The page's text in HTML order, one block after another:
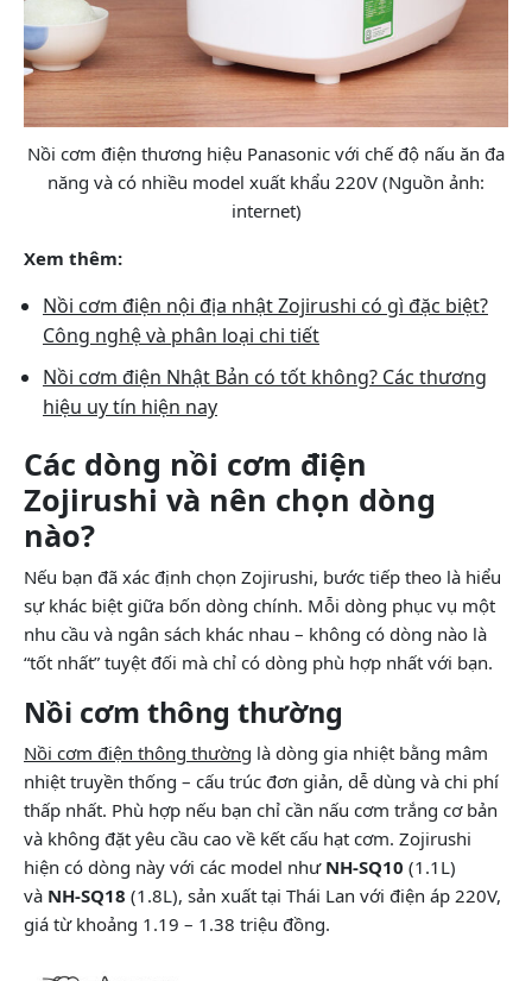
Nồi cơm điện thương hiệu Panasonic với chế độ nấu ăn đa
năng và có nhiều model xuất khẩu 220V (Nguồn ảnh:
internet)
Xem thêm:
Nồi cơm điện nội địa nhật Zojirushi có gì đặc biệt?
Công nghệ và phân loại chi tiết
Nồi cơm điện Nhật Bản có tốt không? Các thương
hiệu uy tín hiện nay
Các dòng nồi cơm điện
Zojirushi và nên chọn dòng
nào?
Nếu bạn đã xác định chọn Zojirushi, bước tiếp theo là hiểu
sự khác biệt giữa bốn dòng chính. Mỗi dòng phục vụ một
nhu cầu và ngân sách khác nhau – không có dòng nào là
“tốt nhất” tuyệt đối mà chỉ có dòng phù hợp nhất với bạn.
Nồi cơm thông thường
Nồi cơm điện thông thường là dòng gia nhiệt bằng mâm
nhiệt truyền thống – cấu trúc đơn giản, dễ dùng và chi phí
thấp nhất. Phù hợp nếu bạn chỉ cần nấu cơm trắng cơ bản
và không đặt yêu cầu cao về kết cấu hạt cơm. Zojirushi
hiện có dòng này với các model như NH-SQ10 (1.1L)
và NH-SQ18 (1.8L), sản xuất tại Thái Lan với điện áp 220V,
giá từ khoảng 1.19 – 1.38 triệu đồng.